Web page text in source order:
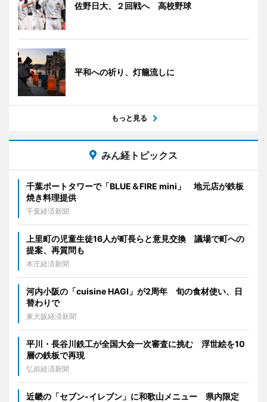
佐野日大、２回戦へ 高校野球
平和への祈り、灯籠流しに
もっと見る
みん経トピックス
千葉ポートタワーで「BLUE＆FIRE mini」 地元店が鉄板
焼き料理提供
千葉経済新聞
上里町の児童生徒16人が町長らと意見交換 議場で町への
提案、再質問も
本庄経済新聞
河内小阪の「cuisine HAGI」が2周年 旬の食材使い、日
替わりで
東大阪経済新聞
平川・長谷川鉄工が全国大会一次審査に挑む 浮世絵を10
層の鉄板で再現
弘前経済新聞
近畿の「セブン-イレブン」に和歌山メニュー 県内限定